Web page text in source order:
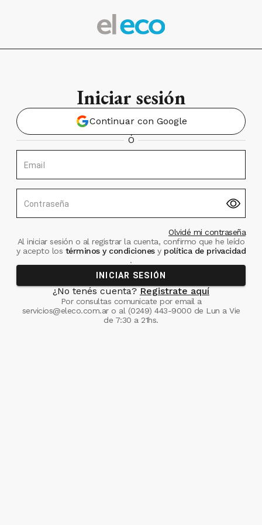
Iniciar sesión
Continuar con Google
Ó
Email
Contraseña
Olvidé mi contraseña
Al iniciar sesión o al registrar la cuenta, confirmo que he leído
y acepto los términos y condiciones ypolítica de privacidad
.
INICIAR SESIÓN
¿No tenés cuenta? Registrate aquí
Por consultas comunicate por email a
servicios@eleco.com.aro al (0249) 443-9000 de Lun a Vie
de 7:30 a 21hs.